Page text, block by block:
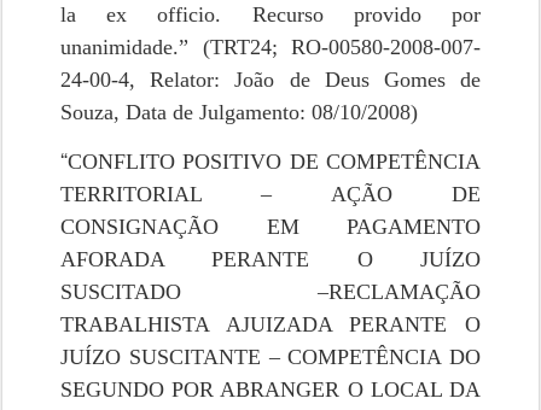
la ex officio. Recurso provido por
unanimidade.” (TRT24; RO-00580-2008-007-
24-00-4, Relator: João de Deus Gomes de
Souza, Data de Julgamento: 08/10/2008)
“CONFLITO POSITIVO DE COMPETÊNCIA
TERRITORIAL – AÇÃO DE
CONSIGNAÇÃO EM PAGAMENTO
AFORADA PERANTE O JUÍZO
SUSCITADO –RECLAMAÇÃO
TRABALHISTA AJUIZADA PERANTE O
JUÍZO SUSCITANTE – COMPETÊNCIA DO
SEGUNDO POR ABRANGER O LOCAL DA